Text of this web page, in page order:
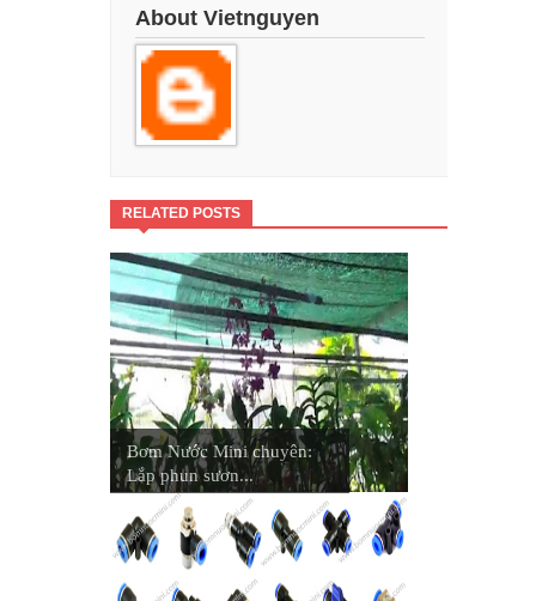
About Vietnguyen
RELATED POSTS
Bơm Nước Mini chuyên:
Lắp phun sươn...